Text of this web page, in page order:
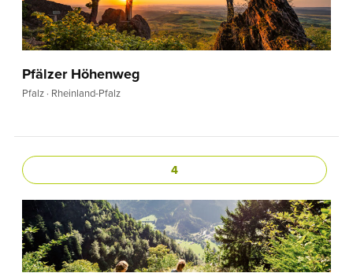
Pfälzer Höhenweg
Pfalz · Rheinland-Pfalz
4